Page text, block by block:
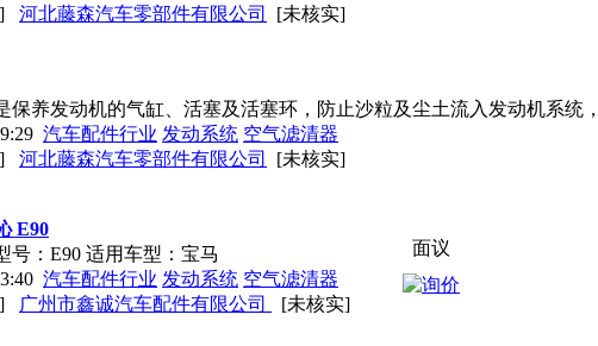
河北藤森汽车零部件有限公司 [未核实]
保养发动机的气缸、活塞及活塞环，防止沙粒及尘土流入发动机系统
汽车配件行业 发动系统 空气滤清器
河北藤森汽车零部件有限公司 [未核实]
E90
号：E90 适用车型：宝马
汽车配件行业 发动系统 空气滤清器
广州市鑫诚汽车配件有限公司 [未核实]
面议